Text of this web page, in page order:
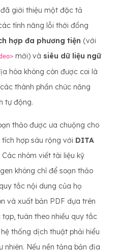
đã giới thiệu một đặc tả
tính năng lỗi thời đồng
hợp đa phương tiện (với
mới) và siêu dữ liệu ngữ
hóa không còn được coi là
thành phần chức năng
tự động.
thảo được ưa chuộng cho
hợp sâu rộng với DITA
Các nhóm viết tài liệu kỹ
không chỉ để soạn thảo
tắc nội dung của họ
và xuất bản PDF dựa trên
tạp, tuân theo nhiều quy tắc
thống dịch thuật phải hiểu
Nếu nền tảng bản địa